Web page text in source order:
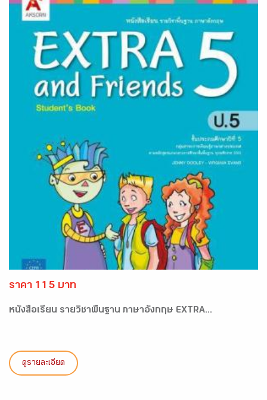
ราคา 115 บาท
หนังสือเรียน รายวิชาพื้นฐาน ภาษาอังกฤษ EXTRA...
ดูรายละเอียด